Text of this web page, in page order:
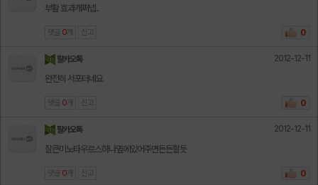
부활 효과개쩌넵..
댓글 0 개 신고 0
팔카오톡 2012-12-11
완전히 서포터네요
댓글 0 개 신고 0
팔카오톡 2012-12-11
잘큰미노타우르스하나옆에있어주면든든할듯
댓글 0 개 신고 0